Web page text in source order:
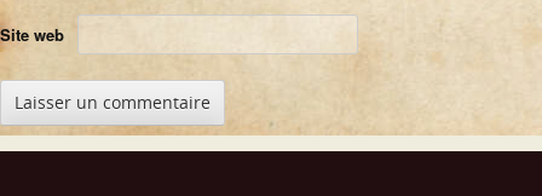
Site web